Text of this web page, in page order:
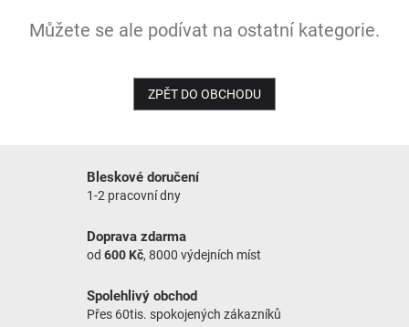
NOVINKY
Můžete se ale podívat na ostatní kategorie.
ZPĚT DO OBCHODU
Bleskové doručení
1-2 pracovní dny
Doprava zdarma
od 600 Kč, 8000 výdejních míst
Spolehlivý obchod
Přes 60tis. spokojených zákazníků